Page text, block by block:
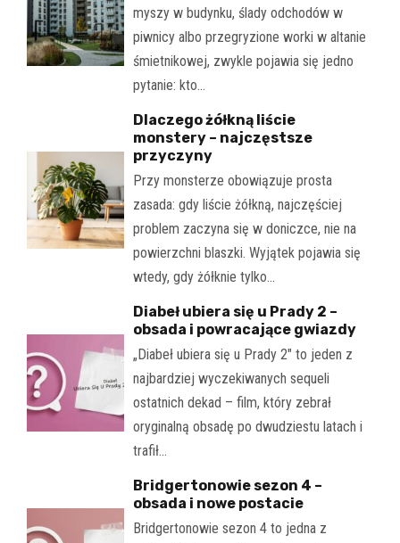
myszy w budynku, ślady odchodów w
piwnicy albo przegryzione worki w altanie
śmietnikowej, zwykle pojawia się jedno
pytanie: kto…
Dlaczego żółkną liście
monstery – najczęstsze
przyczyny
Przy monsterze obowiązuje prosta
zasada: gdy liście żółkną, najczęściej
problem zaczyna się w doniczce, nie na
powierzchni blaszki. Wyjątek pojawia się
wtedy, gdy żółknie tylko…
Diabeł ubiera się u Prady 2 –
obsada i powracające gwiazdy
„Diabeł ubiera się u Prady 2" to jeden z
najbardziej wyczekiwanych sequeli
ostatnich dekad – film, który zebrał
oryginalną obsadę po dwudziestu latach i
trafił…
Bridgertonowie sezon 4 –
obsada i nowe postacie
Bridgertonowie sezon 4 to jedna z